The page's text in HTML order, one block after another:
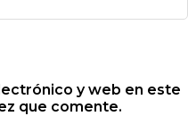
y web en este
que comente.